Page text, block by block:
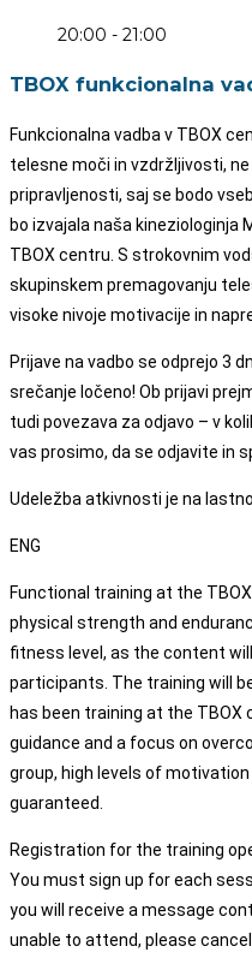
20:00 - 21:00
TBOX funkcionalna
Funkcionalna vadba v TBOX
telesne moči in vzdržljivosti,
pripravljenosti, saj se bodo
bo izvajala naša kineziologinja
TBOX centru. S strokovnim
skupinskem premagovanju
visoke nivoje motivacije in
Prijave na vadbo se odprejo 3
srečanje ločeno! Ob prijavi
tudi povezava za odjavo – v
vas prosimo, da se odjavite in
Udeležba atkivnosti je na
ENG
Functional training at the
physical strength and
fitness level, as the content
participants. The training will
has been training at the
guidance and a focus on
group, high levels of
guaranteed.
Registration for the training
You must sign up for each
you will receive a message
unable to attend, please